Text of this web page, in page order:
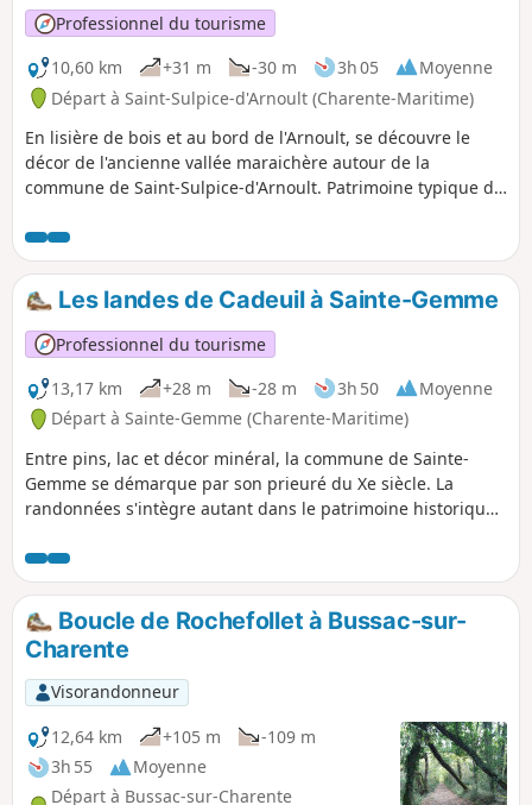
Professionnel du tourisme
10,60 km
+31 m -30 m 3h 05
Moyenne
Départ à Saint-Sulpice-d'Arnoult (Charente-Maritime)
En lisière de bois et au bord de l'Arnoult, se découvre le
décor de l'ancienne vallée maraichère autour de la
commune de Saint-Sulpice-d'Arnoult. Patrimoine typique de
XIIIe siècle agrémentent un parcours ressourçant et
naturel.
Les landes de Cadeuil à Sainte-Gemme
Professionnel du tourisme
13,17 km
+28 m -28 m 3h 50
Moyenne
Départ à Sainte-Gemme (Charente-Maritime)
Entre pins, lac et décor minéral, la commune de Sainte-
Gemme se démarque par son prieuré du Xe siècle. La
randonnées s'intègre autant dans le patrimoine historique
Boucle de Rochefollet à Bussac-sur-
Charente
Visorandonneur
12,64 km
+105 m
-109 m
3h 55
Moyenne
Départ à Bussac-sur-Charente